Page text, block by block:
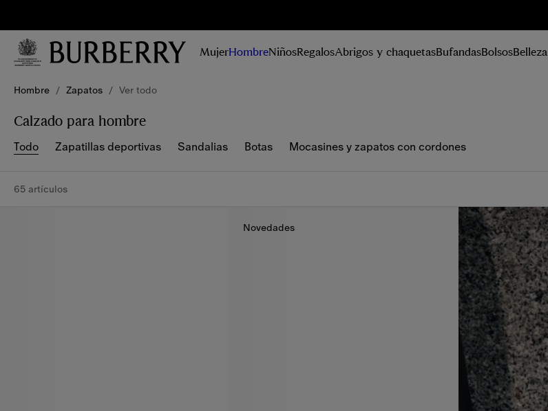
No te
pierdas las
últimas
campañas e
MujerHombreNiñosRegalosAbrigos y chaquetasBufandasBolsosBelleza
Hombre / Zapatos / Ver todo
Calzado para hombre
Todo Zapatillas deportivas Sandalias Botas Mocasines y zapatos con cordones
65 artículos
Novedades